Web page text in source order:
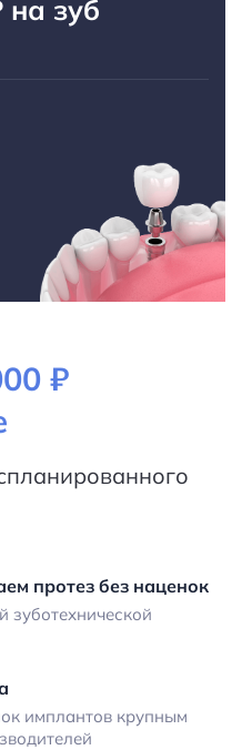
₽
протез без наценок
зуботехнической
имплантов крупным
на зуб